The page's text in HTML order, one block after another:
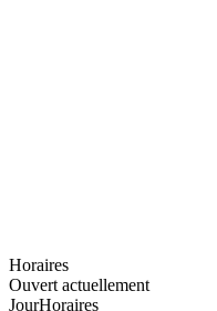
Horaires
Ouvert actuellement
JourHoraires